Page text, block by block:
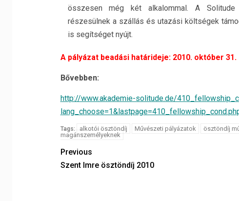
összesen még két alkalommal. A Solitude
részesülnek a szállás és utazási költségek
is segítséget nyújt.
A pályázat beadási határideje: 2010. október 31.
Bővebben:
http://www.akademie-solitude.de/
Tags: alkotói ösztöndíj Művészeti pályázatok ösztöndíj
magánszemélyeknek
Previous
Szent Imre ösztöndíj 2010